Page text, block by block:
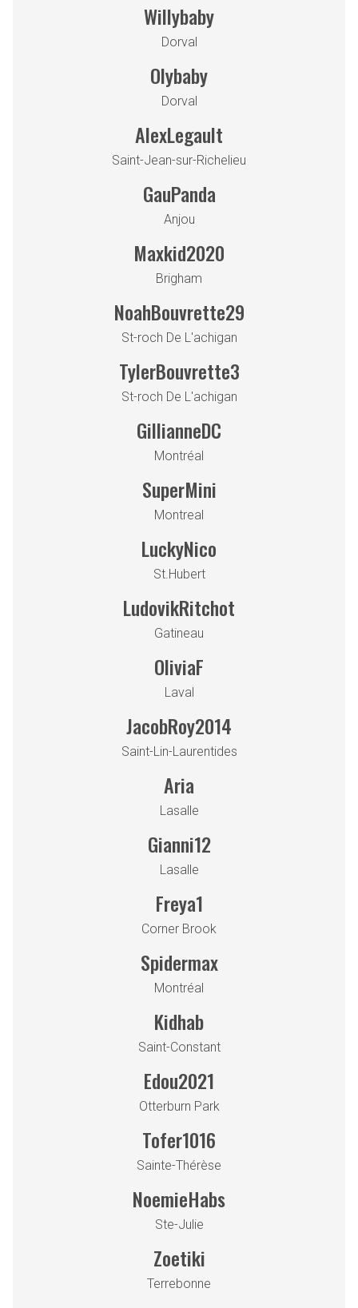
Willybaby
Dorval
Olybaby
Dorval
AlexLegault
Saint-Jean-sur-Richelieu
GauPanda
Anjou
Maxkid2020
Brigham
NoahBouvrette29
St-roch De L'achigan
TylerBouvrette3
St-roch De L'achigan
GillianneDC
Montréal
SuperMini
Montreal
LuckyNico
St.Hubert
LudovikRitchot
Gatineau
OliviaF
Laval
JacobRoy2014
Saint-Lin-Laurentides
Aria
Lasalle
Gianni12
Lasalle
Freya1
Corner Brook
Spidermax
Montréal
Kidhab
Saint-Constant
Edou2021
Otterburn Park
Tofer1016
Sainte-Thérèse
NoemieHabs
Ste-Julie
Zoetiki
Terrebonne